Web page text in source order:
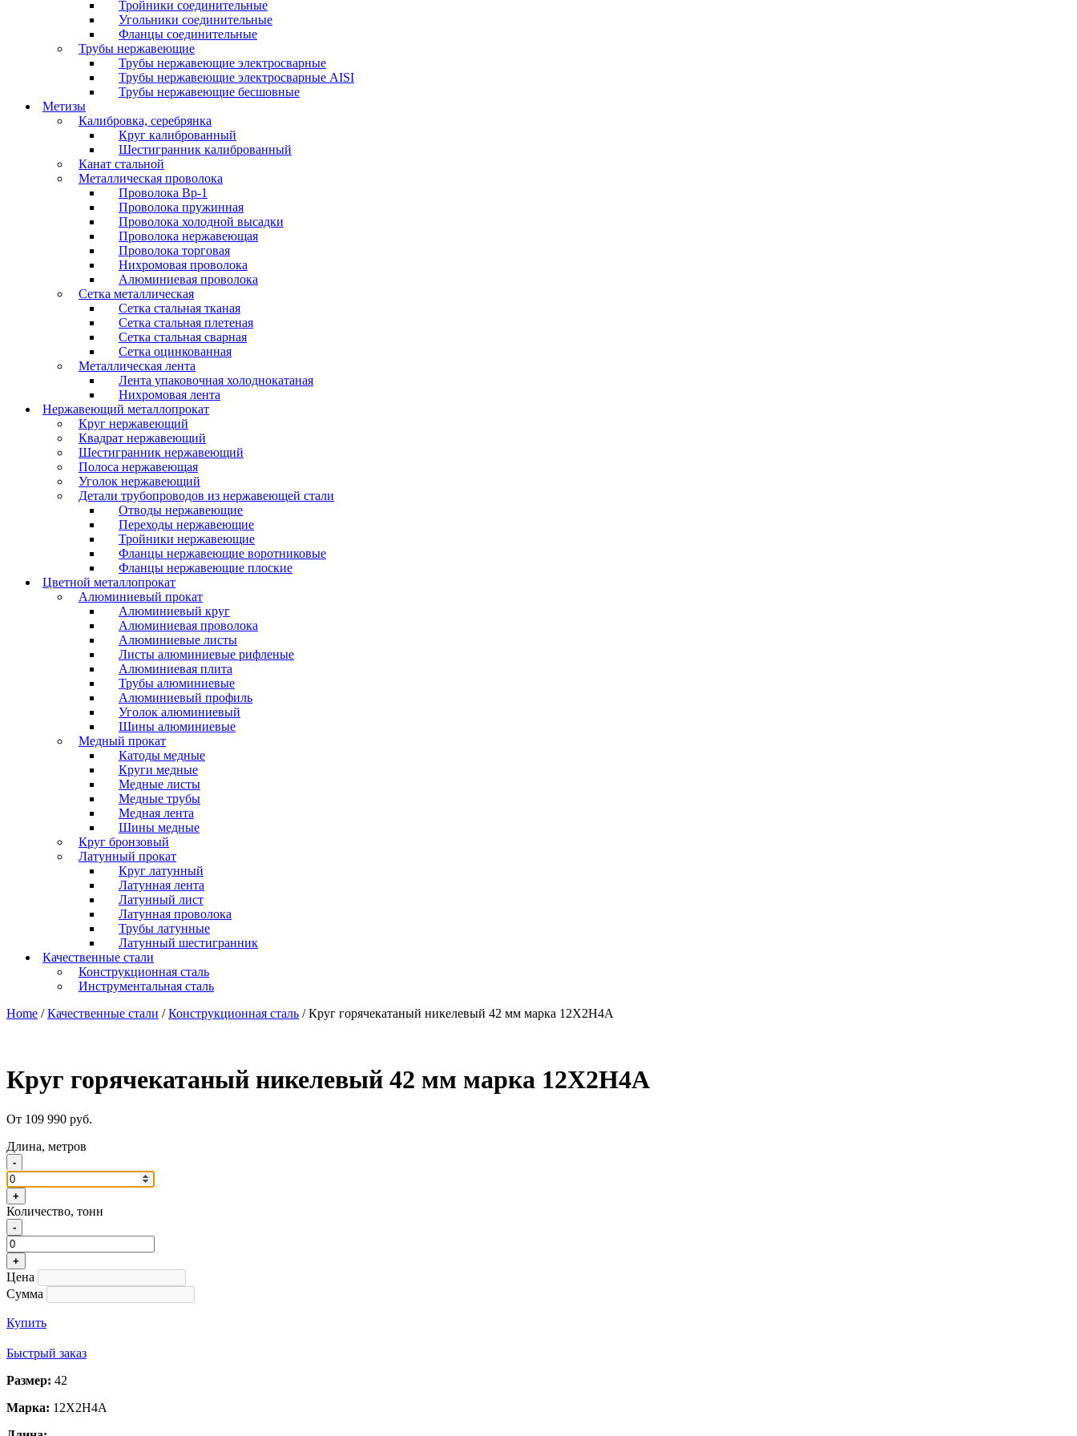
Тройники соединительные
Угольники соединительные
Фланцы соединительные
Трубы нержавеющие
Трубы нержавеющие электросварные
Трубы нержавеющие электросварные AISI
Трубы нержавеющие бесшовные
Метизы
Калибровка, серебрянка
Круг калиброванный
Шестигранник калиброванный
Канат стальной
Металлическая проволока
Проволока Вр-1
Проволока пружинная
Проволока холодной высадки
Проволока нержавеющая
Проволока торговая
Нихромовая проволока
Алюминиевая проволока
Сетка металлическая
Сетка стальная тканая
Сетка стальная плетеная
Сетка стальная сварная
Сетка оцинкованная
Металлическая лента
Лента упаковочная холоднокатаная
Нихромовая лента
Нержавеющий металлопрокат
Круг нержавеющий
Квадрат нержавеющий
Шестигранник нержавеющий
Полоса нержавеющая
Уголок нержавеющий
Детали трубопроводов из нержавеющей стали
Отводы нержавеющие
Переходы нержавеющие
Тройники нержавеющие
Фланцы нержавеющие воротниковые
Фланцы нержавеющие плоские
Цветной металлопрокат
Алюминиевый прокат
Алюминиевый круг
Алюминиевая проволока
Алюминиевые листы
Листы алюминиевые рифленые
Алюминиевая плита
Трубы алюминиевые
Алюминиевый профиль
Уголок алюминиевый
Шины алюминиевые
Медный прокат
Катоды медные
Круги медные
Медные листы
Медные трубы
Медная лента
Шины медные
Круг бронзовый
Латунный прокат
Круг латунный
Латунная лента
Латунный лист
Латунная проволока
Трубы латунные
Латунный шестигранник
Качественные стали
Конструкционная сталь
Инструментальная сталь
Home /Качественные стали /Конструкционная сталь / Круг горячекатаный никелевый 42 мм марка 12Х2Н4А
Круг горячекатаный никелевый 42 мм марка 12Х2Н4А
От 109 990 руб.
Длина, метров
-
+
Количество, тонн
-
+
Цена
Сумма
Купить
Быстрый заказ
Размер: 42
Марка: 12Х2Н4А